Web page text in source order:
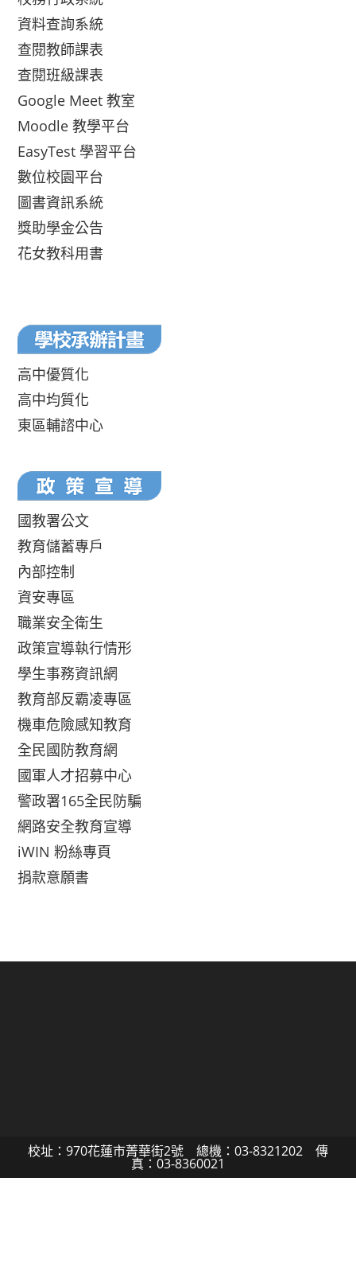
資料查詢系統
查閱教師課表
查閱班級課表
Google Meet 教室
Moodle 教學平台
EasyTest 學習平台
數位校園平台
圖書資訊系統
獎助學金公告
花女教科用書
高中優質化
高中均質化
東區輔諮中心
國教署公文
教育儲蓄專戶
內部控制
資安專區
職業安全衛生
政策宣導執行情形
學生事務資訊網
教育部反霸凌專區
機車危險感知教育
全民國防教育網
國軍人才招募中心
警政署165全民防騙
網路安全教育宣導
iWIN 粉絲專頁
捐款意願書
校址：970花蓮市菁華街2號 總機：03-8321202 傳
真：03-8360021